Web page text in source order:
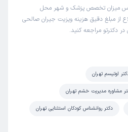
میزان تخصص پزشک و شهر محل
از مبلغ دقیق هزینه ویزیت جیران صالحی
دکترتو مراجعه کنید.
اوتیسم تهران
مشاوره مدیریت خشم تهران
دکتر روانشناس کودکان استثنایی تهران